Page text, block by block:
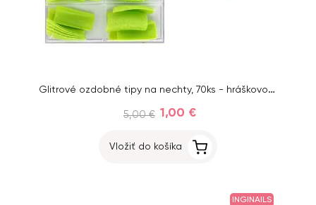
Glitrové ozdobné tipy na nechty, 70ks - hráškovo zelené
5,00 € 1,00 €
Vložiť do košíka
INGINAILS